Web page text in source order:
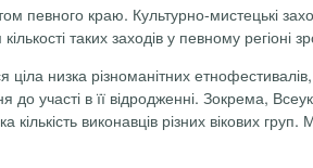
певного краю. Культурно-мистецькі
таких заходів у певному регіоні
низка різноманітних
участі в її відродженні. Зокрема,
виконавців різних вікових